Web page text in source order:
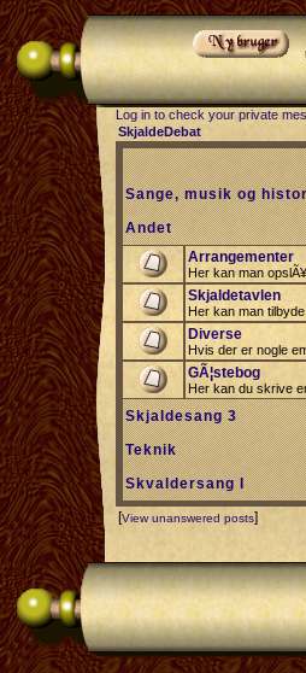
Log in to check your private
SkjaldeDebat
Sange, musik og
Andet
Arrangementer
Her kan man
Skjaldetavlen
Her kan man
Diverse
Hvis der er nogle
GÃ¦stebog
Her kan du skrive
Skjaldesang 3
Teknik
Skvaldersang I
[View unanswered posts]